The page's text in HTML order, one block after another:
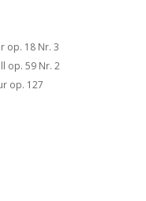
op. 18 Nr. 3
op. 59 Nr. 2
op. 127